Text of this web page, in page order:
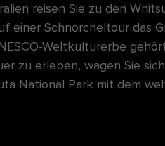
reisen Sie zu den
einer Schnorcheltour das
Weltkulturerbe
zu erleben, wagen Sie
National Park mit dem